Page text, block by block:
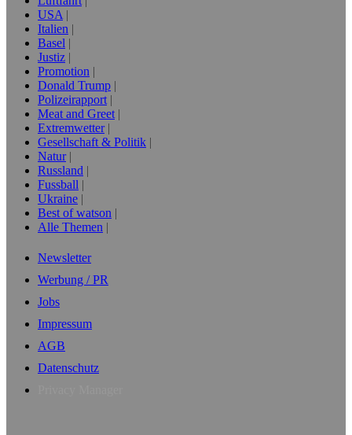
USA
Italien
Basel
Justiz
Promotion
Donald Trump
Polizeirapport
Meat and Greet
Extremwetter
Gesellschaft & Politik
Natur
Russland
Fussball
Ukraine
Best of watson
Alle Themen
Newsletter
Werbung / PR
Jobs
Impressum
AGB
Datenschutz